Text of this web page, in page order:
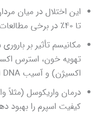
تا ۴۰٪ در برخی مطالعات).
مکانیسم تأثیر بر
تهویه خون، استرس
اکسیژن) و آسیب DNA اسپرم است.
درمان واریکوسل (مثلاً
کیفیت اسپرم را بهبود